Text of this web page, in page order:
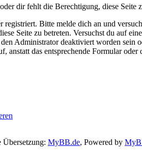
dir fehlt die Berechtigung, diese Seite
registriert. Bitte melde dich an und
Seite zu betreten. Versuchst du auf
Administrator deaktiviert worden sein
anstatt das entsprechende Formular
Übersetzung: MyBB.de, Powered by